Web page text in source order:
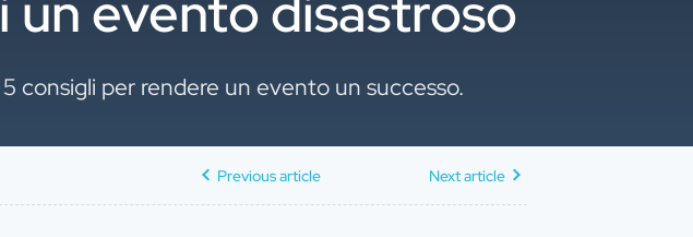
consigli per rendere un evento un successo.
Previous article Next article